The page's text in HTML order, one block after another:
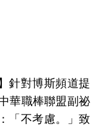
針對博斯頻道提
華職棒聯盟副祕
「不考慮。」致